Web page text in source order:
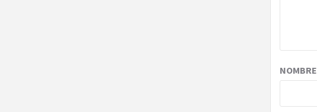
NOMBRE